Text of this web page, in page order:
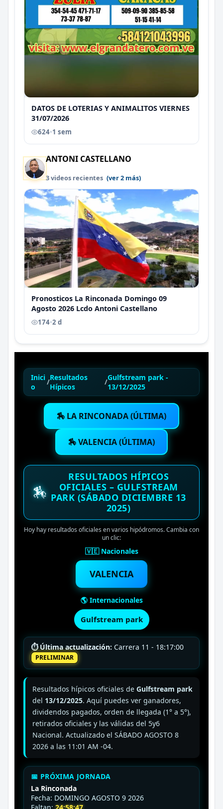
DATOS DE LOTERIAS Y ANIMALITOS VIERNES
31/07/2026
624•1 sem
ANTONI CASTELLANO
3 videos recientes (ver 2 más)
Pronosticos La Rinconada Domingo 09
Agosto 2026 Lcdo Antoni Castellano
174•2 d
Inici
o
/Resultados
Hípicos
/Gulfstream park -
13/12/2025
🏇 LA RINCONADA (ÚLTIMA)
🏇 VALENCIA (ÚLTIMA)
🏇
RESULTADOS HÍPICOS
OFICIALES – GULFSTREAM
PARK (SÁBADO DICIEMBRE 13
2025)
Hoy hay resultados oficiales en varios hipódromos. Cambia con
un clic:
🇻🇪 Nacionales
VALENCIA
🌎 Internacionales
Gulfstream park
⏱ Última actualización: Carrera 11 - 18:17:00
PRELIMINAR
Resultados hípicos oficiales de Gulfstream park
del 13/12/2025. Aquí puedes ver ganadores,
dividendos pagados, orden de llegada (1° a 5°),
retirados oficiales y las válidas del 5y6
Nacional. Actualizado el SÁBADO AGOSTO 8
2026 a las 11:01 AM -04.
📅 PRÓXIMA JORNADA
La Rinconada
Fecha: DOMINGO AGOSTO 9 2026